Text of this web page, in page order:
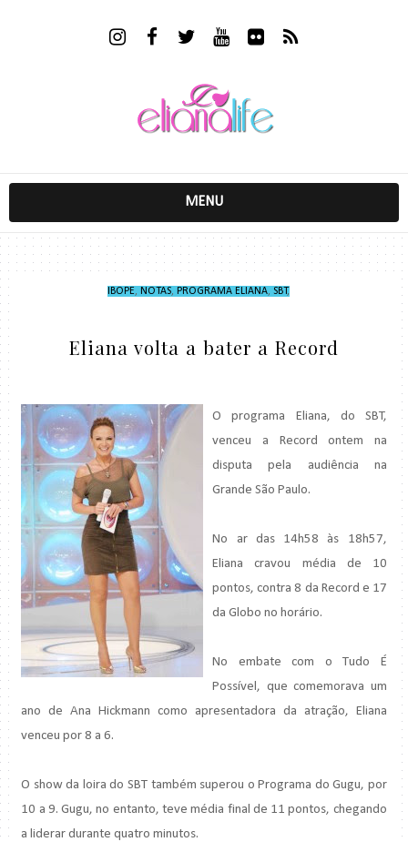
MENU
IBOPE, NOTAS, PROGRAMA ELIANA, SBT,
Eliana volta a bater a Record
O programa Eliana, do SBT,
venceu a Record ontem na
disputa pela audiência na
Grande São Paulo.
No ar das 14h58 às 18h57,
Eliana cravou média de 10
pontos, contra 8 da Record e 17
da Globo no horário.
No embate com o Tudo É
Possível, que comemorava um
ano de Ana Hickmann como apresentadora da atração, Eliana
venceu por 8 a 6.
O show da loira do SBT também superou o Programa do Gugu, por
10 a 9. Gugu, no entanto, teve média final de 11 pontos, chegando
a liderar durante quatro minutos.